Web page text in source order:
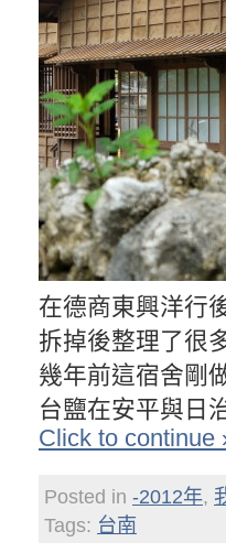
在德商東興洋行
拆掉後整理了很
幾年前這宿舍剛
台鹽在安平與日
Click to continue
Posted in -2012年,
Tags: 台南